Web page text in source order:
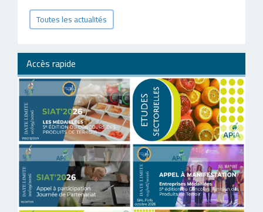
Toutes les actualités
Accès rapide